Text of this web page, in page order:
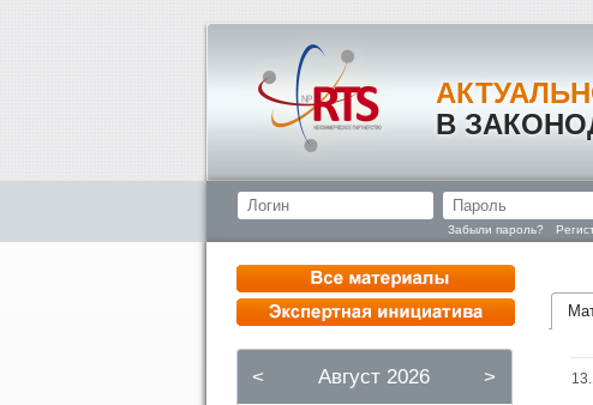
В
Забыли пароль?
< Август 2026 >